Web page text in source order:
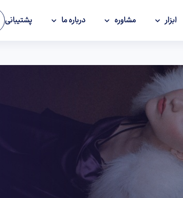
ابزار مشاوره درباره ما پشتیبانی